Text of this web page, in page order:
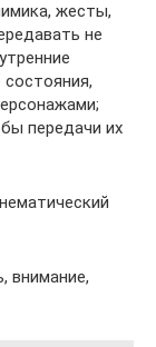
жесты,
не
передачи их
внимание,